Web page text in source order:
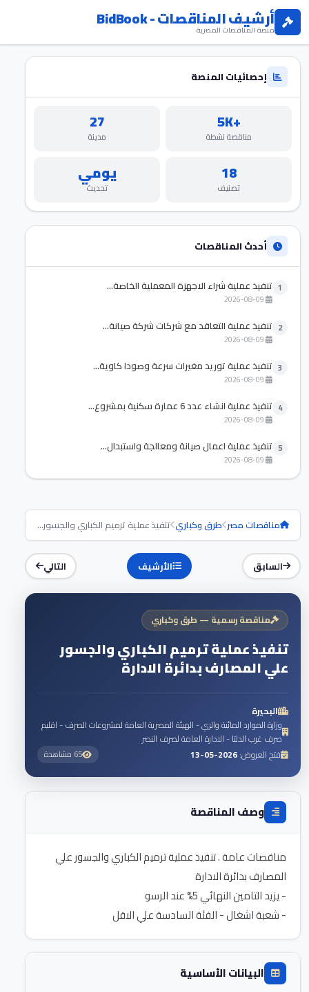
أرشيف المناقصات - BidBook
منصة المناقصات المصرية
إحصائيات المنصة
+5K
مناقصة نشطة
27
مدينة
18
تصنيف
يومي
تحديث
أحدث المناقصات
1 تنفيذ عملية شراء الاجهزة المعملية الخاصة...
2 تنفيذ عملية التعاقد مع شركات شركة صيانة...
3 تنفيذ عملية توريد مغيرات سرعة وصودا كاوية...
4 تنفيذ عملية انشاء عدد 6 عمارة سكنية بمشروع...
5 تنفيذ عملية اعمال صيانة ومعالجة واستبدال...
مناقصات مصر طرق وكباري تنفيذ عملية ترميم الكباري والجسور...
السابق الأرشيف التالي
مناقصة رسمية — طرق وكباري
تنفيذ عملية ترميم الكباري والجسور
علي المصارف بدائرة الادارة
البحيرة
وزارة الموارد المائية والري - الهيئة المصرية العامة لمشروعات الصرف - اقليم
صرف غرب الدلتا - الادارة العامة لصرف النصر
فتح العروض:2026-05-13 65 مشاهدة
وصف المناقصة
مناقصات عامة . تنفيذ عملية ترميم الكباري والجسور علي
- شعبة اشغال - الفئة السادسة علي الاقل
البيانات الأساسية